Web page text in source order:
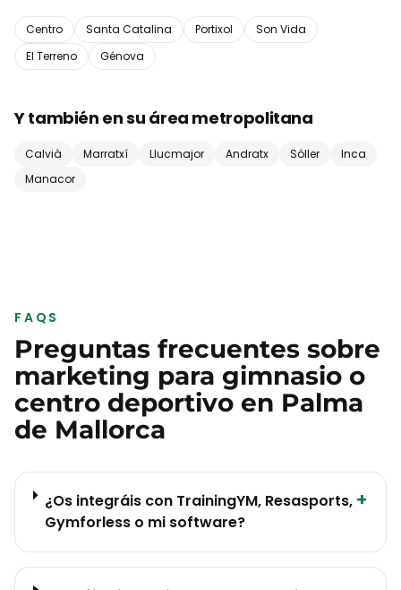
Centro Santa Catalina Portixol
Son Vida
El Terreno
Génova
Y también en su área metropolitana
Calvià Marratxí Llucmajor Andratx Sóller
Inca
Manacor
FAQS
Preguntas frecuentes sobre
marketing para gimnasio o
centro deportivo en Palma
de Mallorca
¿Os integráis con TrainingYM, Resasports,
Gymforless o mi software?
+